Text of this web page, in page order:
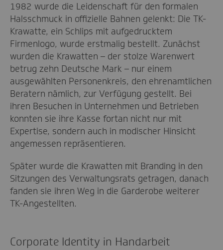
1982 wurde die Leidenschaft für den formalen
Halsschmuck in offizielle Bahnen gelenkt: Die TK-
Krawatte, ein Schlips mit aufgedrucktem
Firmenlogo, wurde erstmalig bestellt. Zunächst
wurden die Krawatten – der stolze Warenwert
betrug zehn Deutsche Mark – nur einem
ausgewählten Personenkreis, den ehrenamtlichen
Beratern nämlich, zur Verfügung gestellt. Bei
ihren Besuchen in Unternehmen und Betrieben
konnten sie ihre Kasse fortan nicht nur mit
Expertise, sondern auch in modischer Hinsicht
angemessen repräsentieren.
Später wurde die Krawatten mit Branding in den
Sitzungen des Verwaltungsrats getragen, danach
fanden sie ihren Weg in die Garderobe weiterer
TK-Angestellten.
Corporate Identity in Handarbeit